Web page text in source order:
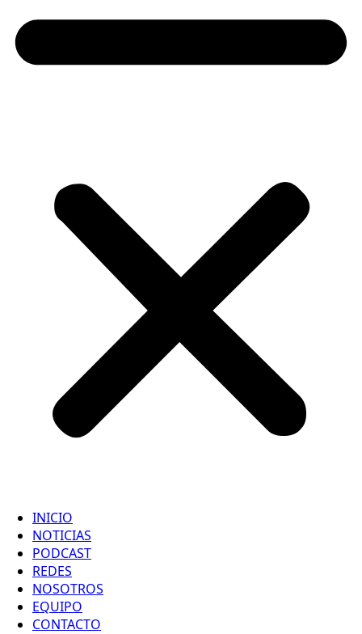
INICIO
NOTICIAS
PODCAST
REDES
NOSOTROS
EQUIPO
CONTACTO